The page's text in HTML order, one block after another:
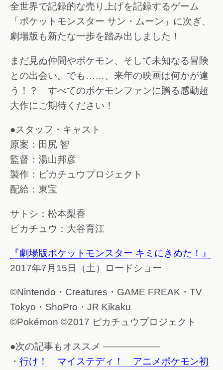
全世界で記録的な売り上げを記録するゲーム
「ポケットモンスター サン・ムーン」に次ぎ、
劇場版も新たな一歩を踏み出しました！
まだ見ぬ仲間やポケモン、そして未知なる冒険
との出会い。でも……、来年の映画は何かが違
う！？ すべてのポケモンファンに贈る感動超
大作にご期待ください！
●スタッフ・キャスト
原案：田尻 智
監督：湯山邦彦
製作：ピカチュウプロジェクト
配給：東宝
サトシ：松本梨香
ピカチュウ：大谷育江
『劇場版ポケットモンスター キミにきめた！』
2017年7月15日（土）ロードショー
©Nintendo・Creatures・GAME FREAK・TV
Tokyo・ShoPro・JR Kikaku
©Pokémon ©2017 ピカチュウプロジェクト
●次の記事もオススメ ——————
・ 行け！ マイステディ！ アニメポケモン初